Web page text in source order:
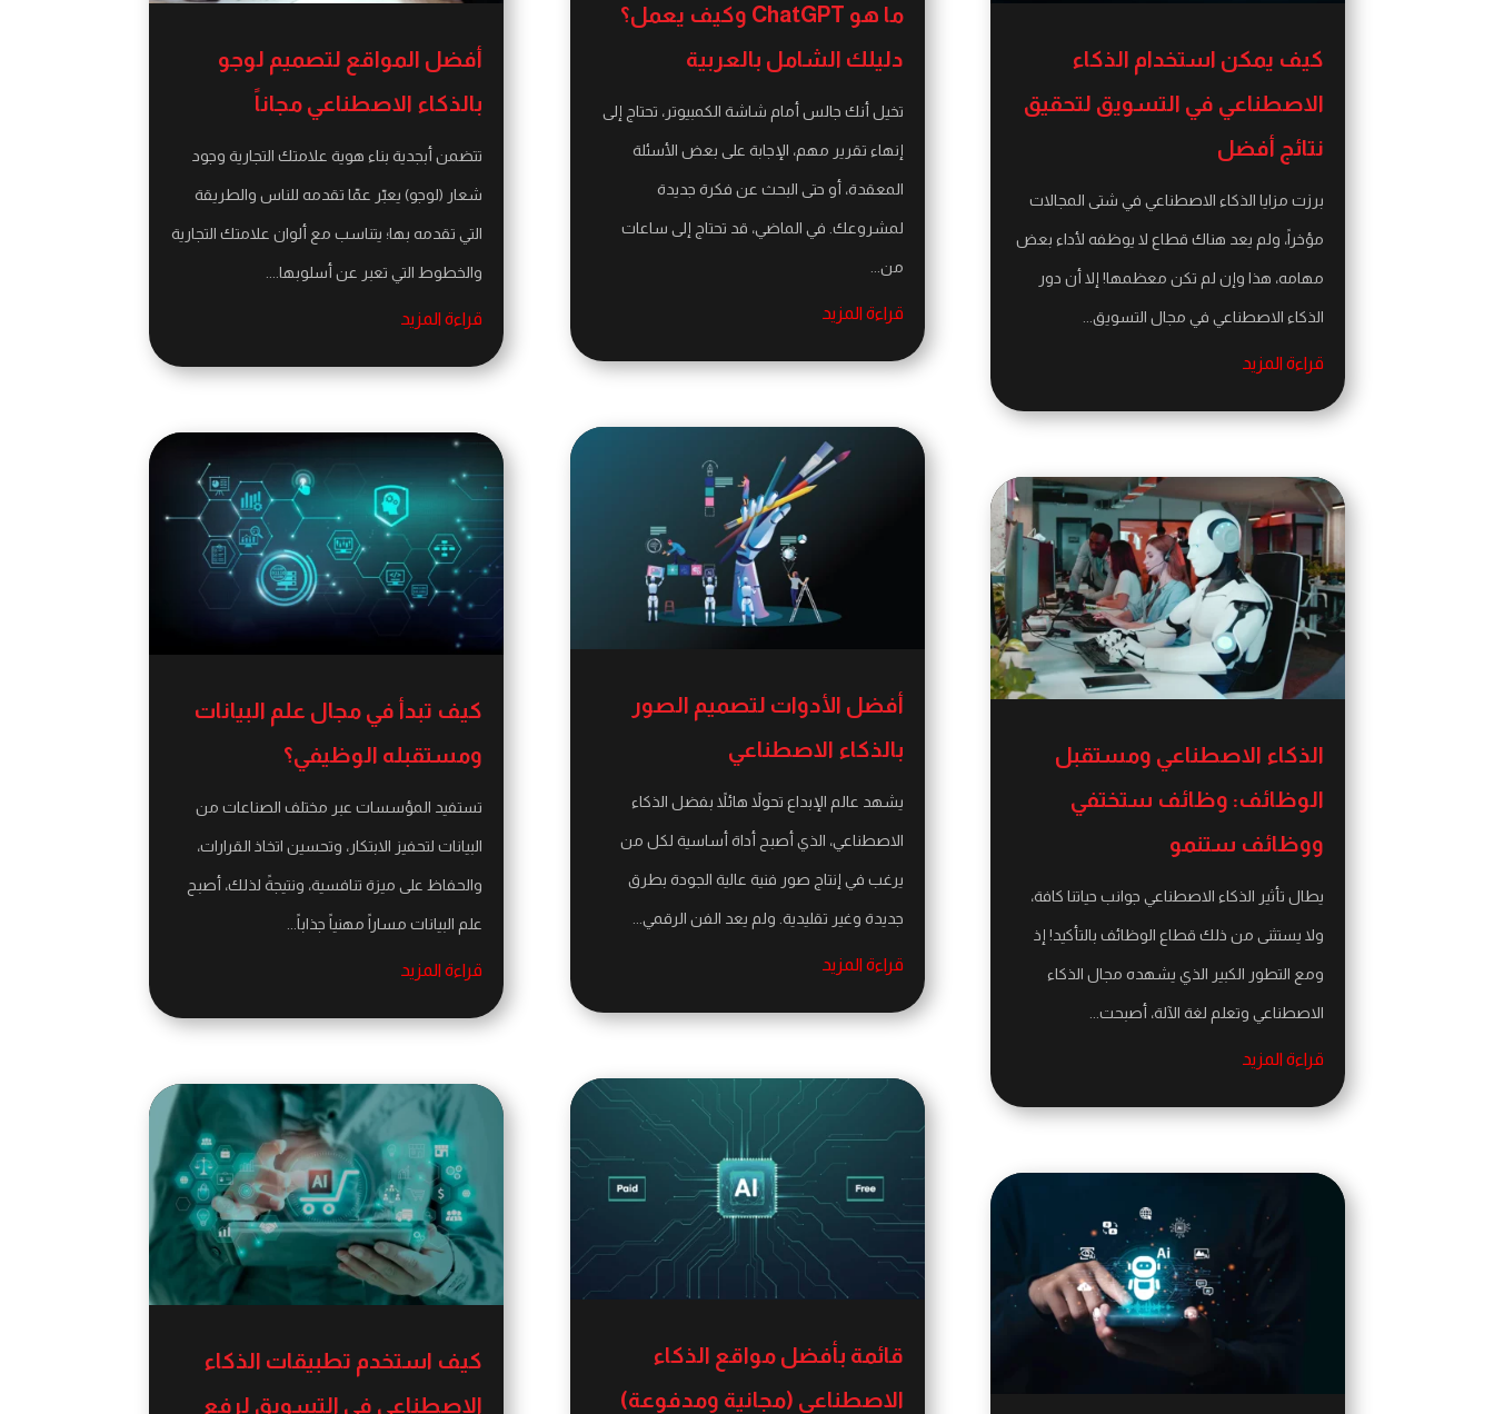
كيف يمكن استخدام الذكاء
الاصطناعي في التسويق لتحقيق
نتائج أفضل
برزت مزايا الذكاء الاصطناعي في شتى المجالات
مؤخراً، ولم يعد هناك قطاع لا يوظفه لأداء بعض
مهامه، هذا وإن لم تكن معظمها! إلا أن دور
الذكاء الاصطناعي في مجال التسويق...
قراءة المزيد
الذكاء الاصطناعي ومستقبل
الوظائف: وظائف ستختفي
ووظائف ستنمو
يطال تأثير الذكاء الاصطناعي جوانب حياتنا كافة،
ولا يستثنى من ذلك قطاع الوظائف بالتأكيد! إذ
ومع التطور الكبير الذي يشهده مجال الذكاء
الاصطناعي وتعلم لغة الآلة، أصبحت...
قراءة المزيد
ما هو ChatGPT وكيف يعمل؟
دليلك الشامل بالعربية
تخيل أنك جالس أمام شاشة الكمبيوتر، تحتاج إلى
إنهاء تقرير مهم، الإجابة على بعض الأسئلة
المعقدة، أو حتى البحث عن فكرة جديدة
لمشروعك. في الماضي، قد تحتاج إلى ساعات
من...
قراءة المزيد
أفضل الأدوات لتصميم الصور
بالذكاء الاصطناعي
يشهد عالم الإبداع تحولاً هائلاً بفضل الذكاء
الاصطناعي، الذي أصبح أداة أساسية لكل من
يرغب في إنتاج صور فنية عالية الجودة بطرق
جديدة وغير تقليدية. ولم يعد الفن الرقمي...
قراءة المزيد
قائمة بأفضل مواقع الذكاء
الاصطناعي (مجانية ومدفوعة)
أفضل المواقع لتصميم لوجو
بالذكاء الاصطناعي مجاناً
تتضمن أبجدية بناء هوية علامتك التجارية وجود
شعار (لوجو) يعبّر عمّا تقدمه للناس والطريقة
التي تقدمه بها؛ يتناسب مع ألوان علامتك التجارية
والخطوط التي تعبر عن أسلوبها....
قراءة المزيد
كيف تبدأ في مجال علم البيانات
ومستقبله الوظيفي؟
تستفيد المؤسسات عبر مختلف الصناعات من
البيانات لتحفيز الابتكار، وتحسين اتخاذ القرارات،
والحفاظ على ميزة تنافسية، ونتيجةً لذلك، أصبح
علم البيانات مساراً مهنياً جذاباً...
قراءة المزيد
كيف استخدم تطبيقات الذكاء
الاصطناعي في التسويق لرفع